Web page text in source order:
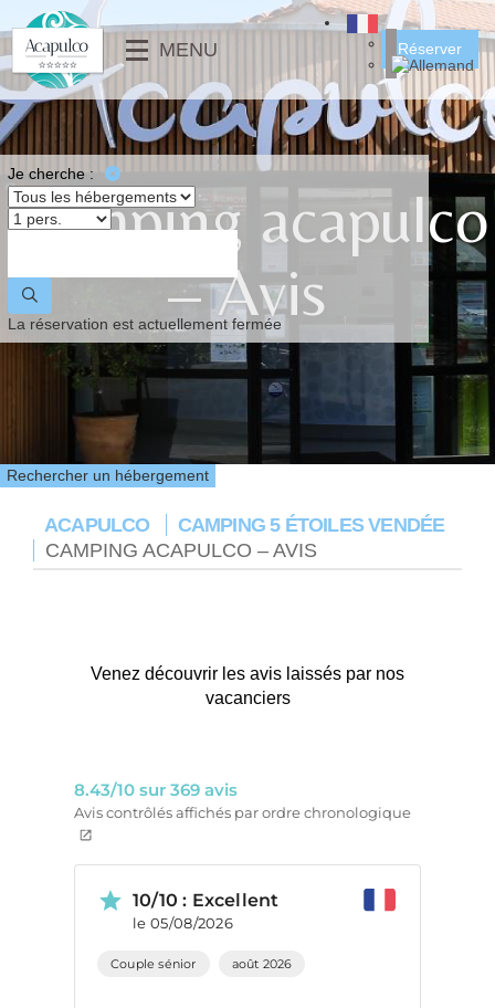
MENU
RESTAURANT & SNACK
GALERIE PHOTOS
VIDÉO
ACTUALITÉS
⟵
⟶
⟵
MOBIL-HOMES
MOBIL-HOME PMR
EMPLACEMENTS
Réserver
Camping acapulco
– Avis
Rechercher un hébergement
Je cherche :
La réservation est actuellement fermée
ACAPULCO
CAMPING 5 ÉTOILES VENDÉE
CAMPING ACAPULCO – AVIS
Venez découvrir les avis laissés par nos
vacanciers